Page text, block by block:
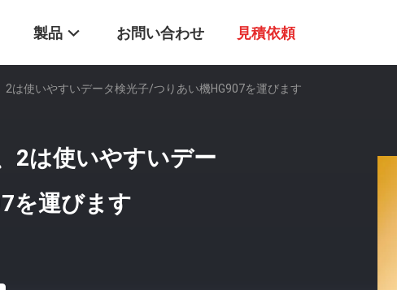
製品 お問い合わせ 見積依頼
は使いやすいデータ検光子/つりあい機HG907を運びます
2は使いやすいデー
を運びます